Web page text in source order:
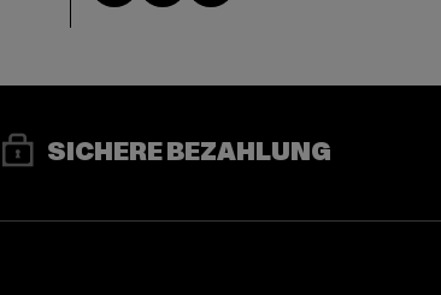
SICHERE BEZAHLUNG